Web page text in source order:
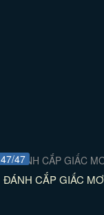
47/47
ĐÁNH CẮP GIẤC MƠ